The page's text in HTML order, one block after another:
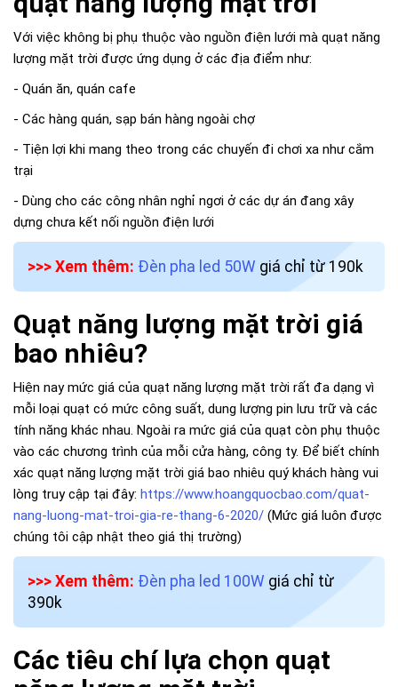
Với việc không bị phụ thuộc vào nguồn điện lưới mà quạt năng
lượng mặt trời được ứng dụng ở các địa điểm như:
- Quán ăn, quán cafe
- Các hàng quán, sạp bán hàng ngoài chợ
- Tiện lợi khi mang theo trong các chuyến đi chơi xa như cắm
trại
- Dùng cho các công nhân nghỉ ngơi ở các dự án đang xây
dựng chưa kết nối nguồn điện lưới
>>> Xem thêm: Đèn pha led 50W giá chỉ từ 190k
Quạt năng lượng mặt trời giá
bao nhiêu?
Hiện nay mức giá của quạt năng lượng mặt trời rất đa dạng vì
mỗi loại quạt có mức công suất, dung lượng pin lưu trữ và các
tính năng khác nhau. Ngoài ra mức giá của quạt còn phụ thuộc
vào các chương trình của mỗi cửa hàng, công ty. Để biết chính
xác quạt năng lượng mặt trời giá bao nhiêu quý khách hàng vui
lòng truy cập tại đây: https://www.hoangquocbao.com/quat-
nang-luong-mat-troi-gia-re-thang-6-2020/ (Mức giá luôn được
chúng tôi cập nhật theo giá thị trường)
>>> Xem thêm: Đèn pha led 100W giá chỉ từ
390k
Các tiêu chí lựa chọn quạt